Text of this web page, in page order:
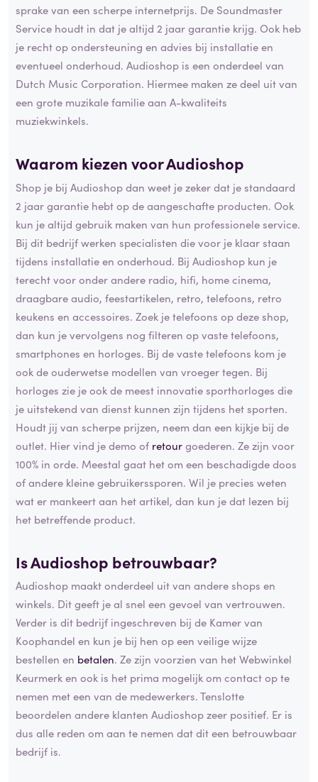
sprake van een scherpe internetprijs. De Soundmaster
Service houdt in dat je altijd 2 jaar garantie krijg. Ook heb
je recht op ondersteuning en advies bij installatie en
eventueel onderhoud. Audioshop is een onderdeel van
Dutch Music Corporation. Hiermee maken ze deel uit van
een grote muzikale familie aan A-kwaliteits
muziekwinkels.
Waarom kiezen voor Audioshop
Shop je bij Audioshop dan weet je zeker dat je standaard
2 jaar garantie hebt op de aangeschafte producten. Ook
kun je altijd gebruik maken van hun professionele service.
Bij dit bedrijf werken specialisten die voor je klaar staan
tijdens installatie en onderhoud. Bij Audioshop kun je
terecht voor onder andere radio, hifi, home cinema,
draagbare audio, feestartikelen, retro, telefoons, retro
keukens en accessoires. Zoek je telefoons op deze shop,
dan kun je vervolgens nog filteren op vaste telefoons,
smartphones en horloges. Bij de vaste telefoons kom je
ook de ouderwetse modellen van vroeger tegen. Bij
horloges zie je ook de meest innovatie sporthorloges die
je uitstekend van dienst kunnen zijn tijdens het sporten.
Houdt jij van scherpe prijzen, neem dan een kijkje bij de
outlet. Hier vind je demo of retourgoederen. Ze zijn voor
100% in orde. Meestal gaat het om een beschadigde doos
of andere kleine gebruikerssporen. Wil je precies weten
wat er mankeert aan het artikel, dan kun je dat lezen bij
het betreffende product.
Is Audioshop betrouwbaar?
Audioshop maakt onderdeel uit van andere shops en
winkels. Dit geeft je al snel een gevoel van vertrouwen.
Verder is dit bedrijf ingeschreven bij de Kamer van
Koophandel en kun je bij hen op een veilige wijze
bestellen en betalen. Ze zijn voorzien van het Webwinkel
Keurmerk en ook is het prima mogelijk om contact op te
nemen met een van de medewerkers. Tenslotte
beoordelen andere klanten Audioshop zeer positief. Er is
dus alle reden om aan te nemen dat dit een betrouwbaar
bedrijf is.